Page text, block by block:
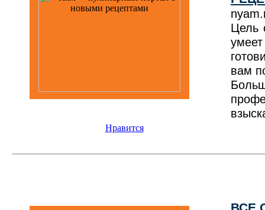
Нравится
Цель
вам
ВСЕ